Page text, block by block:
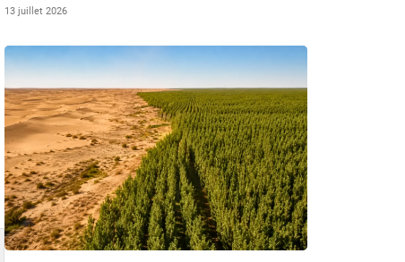
13 juillet 2026